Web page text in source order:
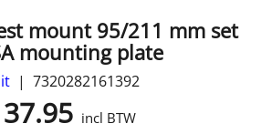
mount 95/211 mm set
mounting plate
7320282161392
incl BTW